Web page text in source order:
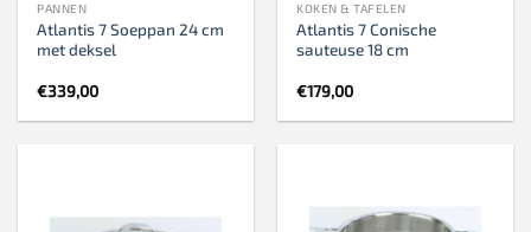
PANNEN
Atlantis 7 Soeppan 24 cm
met deksel
€339,00
KOKEN & TAFELEN
Atlantis 7 Conische
sauteuse 18 cm
€179,00